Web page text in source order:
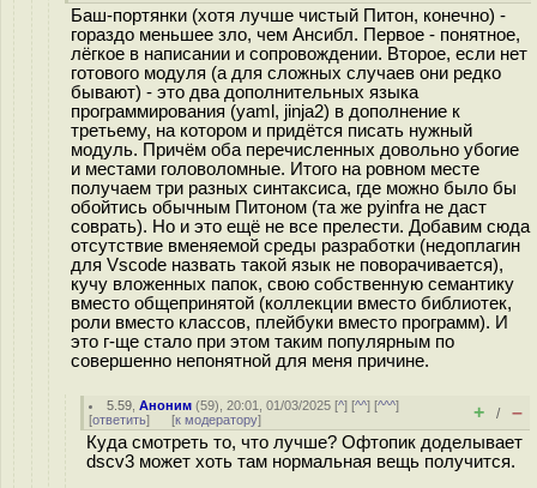
Баш-портянки (хотя лучше чистый Питон, конечно) -
гораздо меньшее зло, чем Ансибл. Первое - понятное,
лёгкое в написании и сопровождении. Второе, если нет
готового модуля (а для сложных случаев они редко
бывают) - это два дополнительных языка
программирования (yaml, jinja2) в дополнение к
третьему, на котором и придётся писать нужный
модуль. Причём оба перечисленных довольно убогие
и местами головоломные. Итого на ровном месте
получаем три разных синтаксиса, где можно было бы
обойтись обычным Питоном (та же pyinfra не даст
соврать). Но и это ещё не все прелести. Добавим сюда
отсутствие вменяемой среды разработки (недоплагин
для Vscode назвать такой язык не поворачивается),
кучу вложенных папок, свою собственную семантику
вместо общепринятой (коллекции вместо библиотек,
роли вместо классов, плейбуки вместо программ). И
это г-ще стало при этом таким популярным по
совершенно непонятной для меня причине.
5.59 ,Аноним (59), 20:01, 01/03/2025 [^] [^^] [^^^]
[ответить] [к модератору] + / –
Куда смотреть то, что лучше? Офтопик доделывает
dscv3 может хоть там нормальная вещь получится.